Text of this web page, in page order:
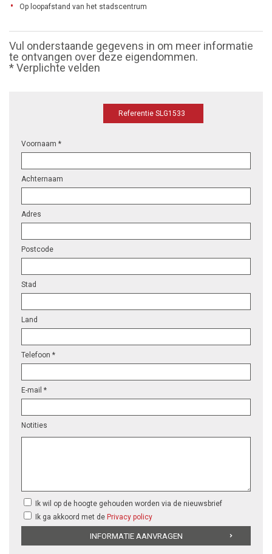
Op loopafstand van het stadscentrum
Vul onderstaande gegevens in om meer informatie
te ontvangen over deze eigendommen.
* Verplichte velden
Referentie SLG1533
Voornaam *
Achternaam
Adres
Postcode
Stad
Land
Telefoon *
E-mail *
Notities
Ik wil op de hoogte gehouden worden via de nieuwsbrief
Ik ga akkoord met de Privacy policy